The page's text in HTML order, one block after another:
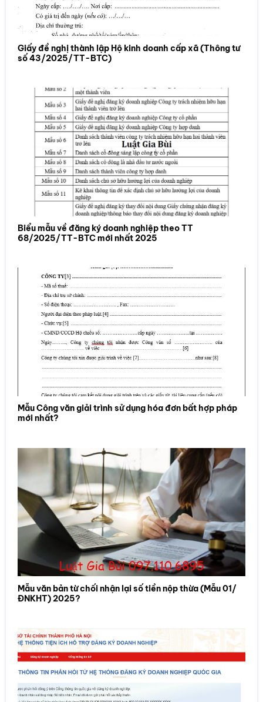
Giấy đề nghị thành lập Hộ kinh doanh cấp xã (Thông tư
số 43/2025/TT-BTC)
Biểu mẫu về đăng ký doanh nghiệp theo TT
68/2025/TT-BTC mới nhất 2025
Mẫu Công văn giải trình sử dụng hóa đơn bất hợp pháp
mới nhất?
Mẫu văn bản từ chối nhận lại số tiền nộp thừa (Mẫu 01/
ĐNKHT) 2025?